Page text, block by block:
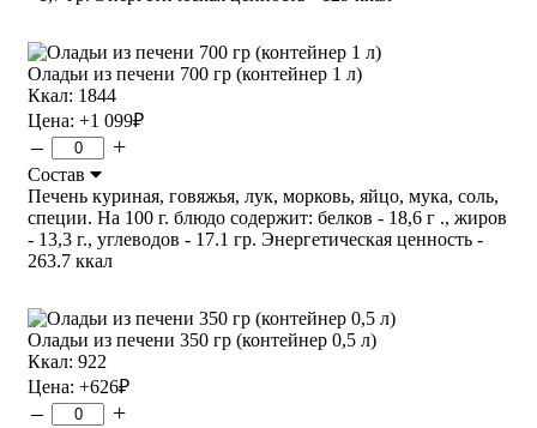
Оладьи из печени 700 гр (контейнер 1 л)
Ккал: 1844
Цена: +1 099₽
– +
Состав
Печень куриная, говяжья, лук, морковь, яйцо, мука, соль,
специи. На 100 г. блюдо содержит: белков - 18,6 г ., жиров
- 13,3 г., углеводов - 17.1 гр. Энергетическая ценность -
263.7 ккал
Оладьи из печени 350 гр (контейнер 0,5 л)
Ккал: 922
Цена: +626₽
– +